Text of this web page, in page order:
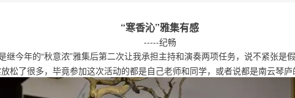
“寒香沁”雅集有感
-----纪畅
继今年的“秋意浓”雅集后第二次让我承担主持和演奏两项任务，说不紧张是
放松了很多，毕竟参加这次活动的都是自己老师和同学，或者说都是南云琴庐